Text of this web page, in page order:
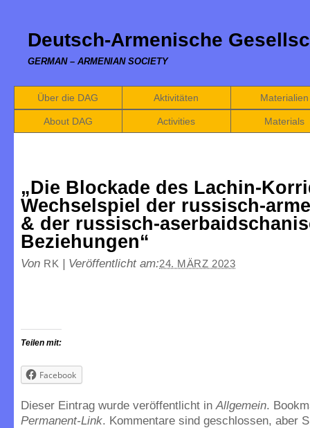
Deutsch-Armenische
GERMAN – ARMENIAN SOCIETY
Über die DAG Aktivitäten Materialien
About DAG Activities Materials
„Die Blockade des Lachin-
Wechselspiel der russisch-
& der russisch-
Beziehungen“
Von RK | Veröffentlicht am:24. MÄRZ 2023
Teilen mit:
Facebook
Dieser Eintrag wurde veröffentlicht inAllgemein.
Permanent-Link. Kommentare sind geschlossen, aber